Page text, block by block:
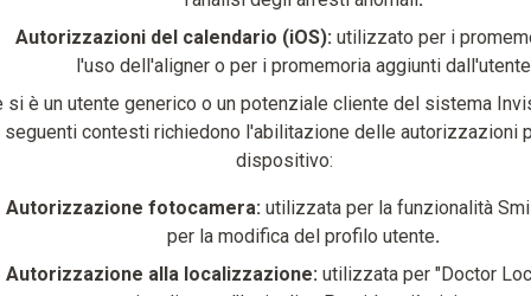
Autorizzazioni del calendario (iOS): utilizzato per i
l'uso dell'aligner o per i promemoria aggiunti dall'utente
si è un utente generico o un potenziale cliente del sistema
seguenti contesti richiedono l'abilitazione delle autorizzazioni
dispositivo:
Autorizzazione fotocamera: utilizzata per la funzionalità
per la modifica del profilo utente.
Autorizzazione alla localizzazione: utilizzata per "Doctor